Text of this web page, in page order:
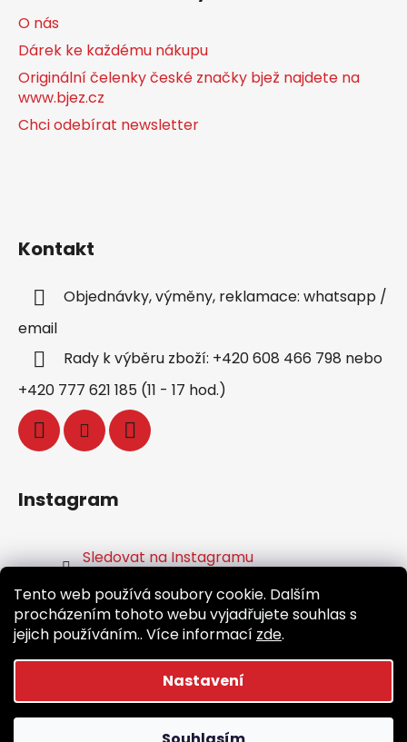
Tento web používá soubory cookie. Dalším
procházením tohoto webu vyjadřujete souhlas s
jejich používáním.. Více informací zde.
Nastavení
O nás
Dárek ke každému nákupu
Originální čelenky české značky bjež najdete na
www.bjez.cz
Chci odebírat newsletter
Kontakt
Objednávky, výměny, reklamace: whatsapp /
email
Rady k výběru zboží: +420 608 466 798 nebo
+420 777 621 185 (11 - 17 hod.)
Instagram
Sledovat na Instagramu
Facebook
Vytvořil Shoptet